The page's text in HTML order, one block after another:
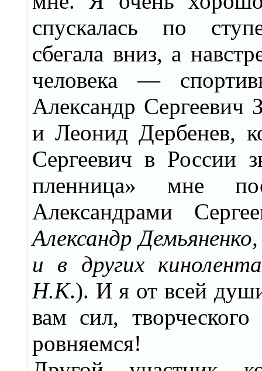
спускалась по
сбегала вниз, а
человека —
Александр Сергеевич
и Леонид Дербенев,
Сергеевич в России
пленница» мне
Александрами
Александр
и в других
Н.К.). И я от всей
вам сил,
ровняемся!